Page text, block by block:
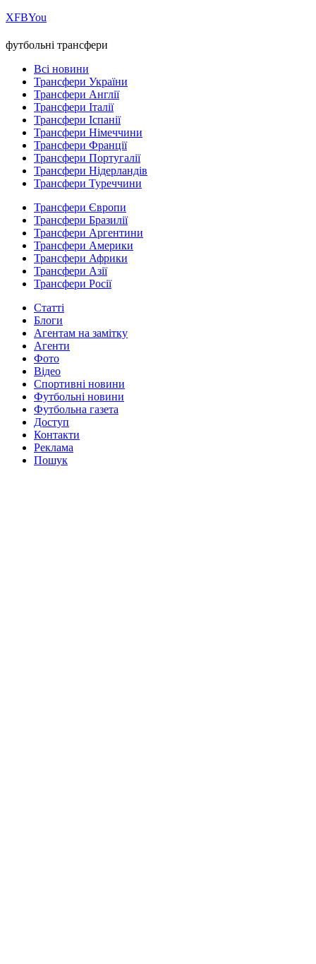
ХFBYou
футбольні трансфери
Всі новини
Трансфери України
Трансфери Англії
Трансфери Італії
Трансфери Іспанії
Трансфери Німеччини
Трансфери Франції
Трансфери Португалії
Трансфери Нідерландів
Трансфери Туреччини
Трансфери Європи
Трансфери Бразилії
Трансфери Аргентини
Трансфери Америки
Трансфери Африки
Трансфери Азії
Трансфери Росії
Статті
Блоги
Агентам на замітку
Агенти
Фото
Відео
Спортивні новини
Футбольні новини
Футбольна газета
Доступ
Контакти
Реклама
Пошук